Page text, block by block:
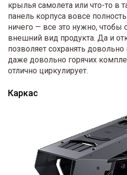
крылья самолета или что-то в
панель корпуса вовсе
ничего — все это нужно, чтобы
внешний вид продукта. Да и
позволяет сохранять
даже довольно горячих
отлично циркулирует.
Каркас